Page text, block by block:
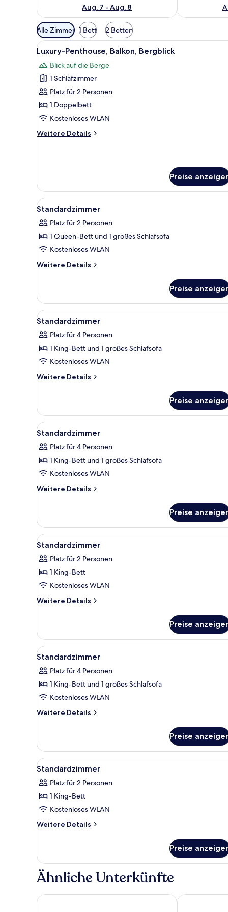
Aug. 7 - Aug. 8
Verfügbare
Filter
für
Zimmer
Alle Zimmer 1 Bett 2 Betten
Alle
Fotos
für
Luxury-
Penthouse,
Balkon,
Bergblick
Ein moderner, hell erhellter
10
Luxury-Penthouse, Balkon, Bergblick
Blick auf die Berge
1 Schlafzimmer
Platz für 2 Personen
1 Doppelbett
Kostenloses WLAN
Weitere Details
Weitere
Bergblick
Preise
Alle
Fotos
für
Standardzimmer
anzeigen
Ein modernes Hotelzimmer
4
Standardzimmer
Platz für 2 Personen
1 Queen-Bett und 1 großes Schlafsofa
Kostenloses WLAN
Weitere Details
Weitere
Preise
Alle
Fotos
für
Standardzimmer
anzeigen
Ein modernes Schlafzimmer
4
Standardzimmer
Platz für 4 Personen
1 King-Bett und 1 großes Schlafsofa
Kostenloses WLAN
Weitere Details
Weitere
Preise
Alle
Fotos
für
Standardzimmer
anzeigen
Ein Hotelzimmer mit einem
3
Standardzimmer
Platz für 4 Personen
1 King-Bett und 1 großes Schlafsofa
Kostenloses WLAN
Weitere Details
Weitere
Preise
Alle
Fotos
für
Standardzimmer
anzeigen
Ein modernes Schlafzimmer
3
Standardzimmer
Platz für 2 Personen
1 King-Bett
Kostenloses WLAN
Weitere Details
Weitere
Preise
Alle
Fotos
für
Standardzimmer
anzeigen
Ein modernes Schlafzimmer
3
Standardzimmer
Platz für 4 Personen
1 King-Bett und 1 großes Schlafsofa
Kostenloses WLAN
Weitere Details
Weitere
Preise
Alle
Fotos
für
Standardzimmer
anzeigen
Ein modernes Badezimmer
3
Standardzimmer
Platz für 2 Personen
1 King-Bett
Kostenloses WLAN
Weitere Details
Weitere
Preise
Ähnliche Unterkünfte
Chalet Mirabell SomVita